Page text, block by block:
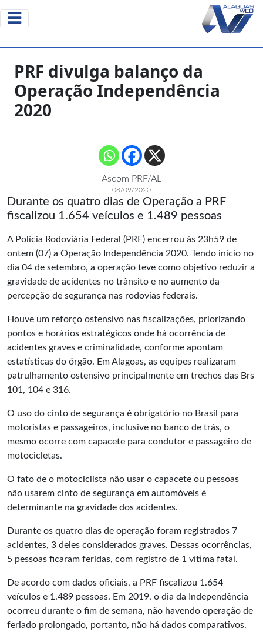
PRF divulga balanço da
Operação Independência
2020
Ascom PRF/AL
08/09/2020
Durante os quatro dias de Operação a PRF
fiscalizou 1.654 veículos e 1.489 pessoas
A Polícia Rodoviária Federal (PRF) encerrou às 23h59 de
ontem (07) a Operação Independência 2020. Tendo início no
dia 04 de setembro, a operação teve como objetivo reduzir a
gravidade de acidentes no trânsito e no aumento da
percepção de segurança nas rodovias federais.
Houve um reforço ostensivo nas fiscalizações, priorizando
pontos e horários estratégicos onde há ocorrência de
acidentes graves e criminalidade, conforme apontam
estatísticas do órgão. Em Alagoas, as equipes realizaram
patrulhamento ostensivo principalmente em trechos das Brs
101, 104 e 316.
O uso do cinto de segurança é obrigatório no Brasil para
motoristas e passageiros, inclusive no banco de trás, o
mesmo ocorre com capacete para condutor e passageiro de
motocicletas.
O fato de o motociclista não usar o capacete ou pessoas
não usarem cinto de segurança em automóveis é
determinante na gravidade dos acidentes.
Durante os quatro dias de operação foram registrados 7
acidentes, 3 deles considerados graves. Dessas ocorrências,
5 pessoas ficaram feridas, com registro de 1 vítima fatal.
De acordo com dados oficiais, a PRF fiscalizou 1.654
veículos e 1.489 pessoas. Em 2019, o dia da Independência
ocorreu durante o fim de semana, não havendo operação de
feriado prolongado, portanto, não há dados comparativos.